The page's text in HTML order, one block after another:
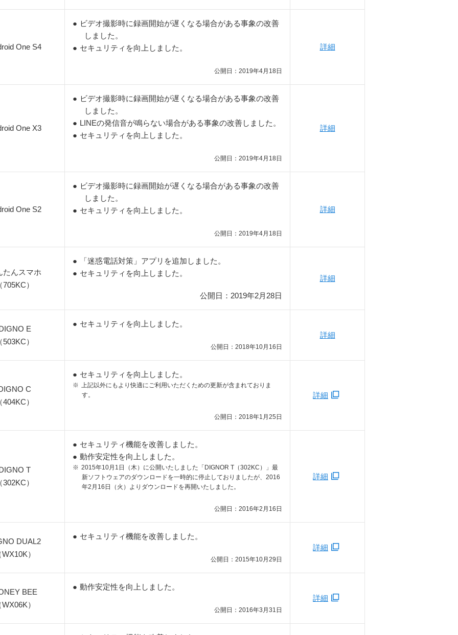
One S4
● ビデオ撮影時に録画開始が遅くなる場合がある事象の改善
しました。
● セキュリティを向上しました。
公開日：2019年4月18日
詳細
One X3
● ビデオ撮影時に録画開始が遅くなる場合がある事象の改善
しました。
● LINEの発信音が鳴らない場合がある事象の改善しました。
● セキュリティを向上しました。
公開日：2019年4月18日
詳細
One S2
● ビデオ撮影時に録画開始が遅くなる場合がある事象の改善
しました。
● セキュリティを向上しました。
公開日：2019年4月18日
詳細
たんスマホ
（705KC）
●
「迷惑電話対策」アプリを追加しました。
● セキュリティを向上しました。
公開日：2019年2月28日
詳細
E
（503KC）
● セキュリティを向上しました。
公開日：2018年10月16日
詳細
C
（404KC）
● セキュリティを向上しました。
※ 上記以外にもより快適にご利用いただくための更新が含まれておりま
す。
公開日：2018年1月25日
詳細
T
（302KC）
● セキュリティ機能を改善しました。
● 動作安定性を向上しました。
※ 2015年10月1日（木）に公開いたしました「DIGNOR T（302KC）」最
新ソフトウェアのダウンロードを一時的に停止しておりましたが、2016
年2月16日（火）よりダウンロードを再開いたしました。
公開日：2016年2月16日
詳細
DUAL2
WX10K）
● セキュリティ機能を改善しました。
公開日：2015年10月29日
詳細
BEE
WX06K）
● 動作安定性を向上しました。
公開日：2016年3月31日
詳細